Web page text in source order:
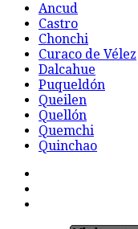
Ancud
Castro
Chonchi
Curaco de Vélez
Dalcahue
Puqueldón
Queilen
Quellón
Quemchi
Quinchao